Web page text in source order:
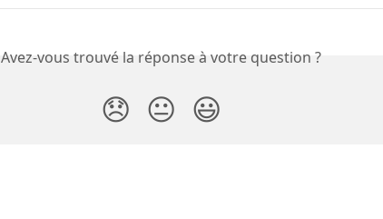
Avez-vous trouvé la réponse à votre question ?
😞 😐 😃